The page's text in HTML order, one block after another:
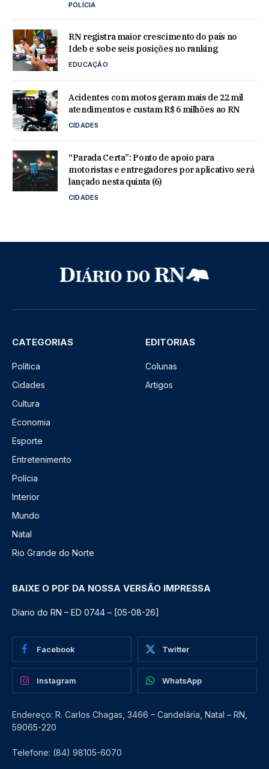
POLÍCIA
RN registra maior crescimento do país no
Ideb e sobe seis posições no ranking
EDUCAÇÃO
Acidentes com motos geram mais de 22 mil
atendimentos e custam R$ 6 milhões ao RN
CIDADES
“Parada Certa”: Ponto de apoio para
motoristas e entregadores por aplicativo será
lançado nesta quinta (6)
CIDADES
CATEGORIAS
Política
Cidades
Cultura
Economia
Esporte
Entretenimento
Polícia
Interior
Mundo
Natal
Rio Grande do Norte
EDITORIAS
Colunas
Artigos
BAIXE O PDF DA NOSSA VERSÃO IMPRESSA
Diario do RN – ED 0744 – [05-08-26]
Facebook Twitter
Instagram WhatsApp
Endereço: R. Carlos Chagas, 3466 – Candelária, Natal – RN,
59065-220
Telefone: (84) 98105-6070